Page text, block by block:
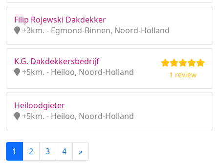
Filip Rojewski Dakdekker
+3km. - Egmond-Binnen, Noord-Holland
K.G. Dakdekkersbedrijf
+5km. - Heiloo, Noord-Holland
1 review
Heiloodgieter
+5km. - Heiloo, Noord-Holland
1 2 3 4 »